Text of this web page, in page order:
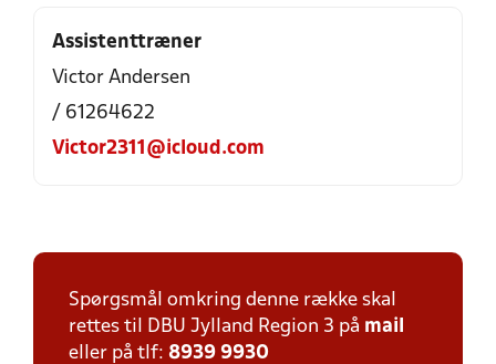
Assistenttræner
Victor Andersen
/ 61264622
Victor2311@icloud.com
Spørgsmål omkring denne række skal
rettes til DBU Jylland Region 3 på mail
eller på tlf: 8939 9930